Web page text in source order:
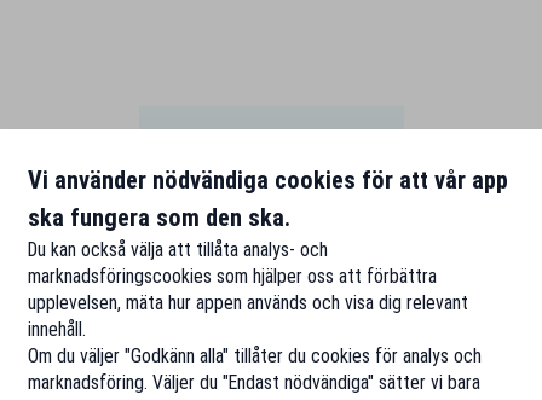
Vi använder nödvändiga cookies för att vår app
ska fungera som den ska.
Du kan också välja att tillåta analys- och
marknadsföringscookies som hjälper oss att förbättra
upplevelsen, mäta hur appen används och visa dig relevant
innehåll.
Om du väljer "Godkänn alla" tillåter du cookies för analys och
marknadsföring. Väljer du "Endast nödvändiga" sätter vi bara